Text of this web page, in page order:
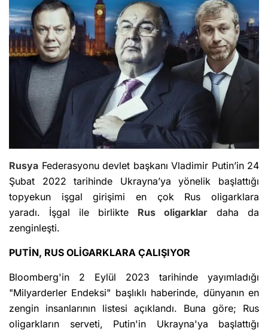
Rusya Federasyonu devlet başkanı Vladimir Putin’in 24
Şubat 2022 tarihinde Ukrayna’ya yönelik başlattığı
topyekun işgal girişimi en çok Rus oligarklara
yaradı. İşgal ile birlikte Rus oligarklar daha da
zenginleşti.
PUTİN, RUS OLİGARKLARA ÇALIŞIYOR
Bloomberg'in 2 Eylül 2023 tarihinde yayımladığı
"Milyarderler Endeksi" başlıklı haberinde, dünyanın en
zengin insanlarının listesi açıklandı. Buna göre; Rus
oligarkların serveti, Putin'in Ukrayna'ya başlattığı